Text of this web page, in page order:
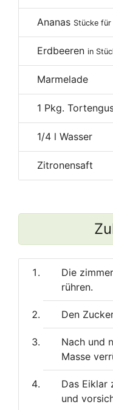
Ananas Stücke für
Erdbeeren in
Marmelade
1 Pkg.
1/4 l Wasser
Zitronensaft
Die
rühren.
Den
Nach und
Masse
Das Eiklar
und